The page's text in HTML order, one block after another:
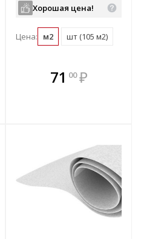
В комплекте
всегда выгоднее!
Хорошая цена!
Цена: м2 шт (105 м2)
71 00 ₽